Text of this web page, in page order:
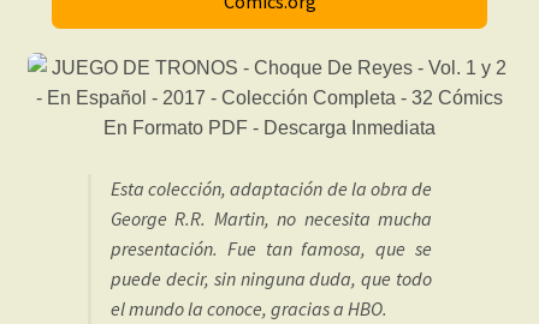
Esta colección, adaptación de la obra de
George R.R. Martin, no necesita mucha
presentación. Fue tan famosa, que se
puede decir, sin ninguna duda, que todo
el mundo la conoce, gracias a HBO.